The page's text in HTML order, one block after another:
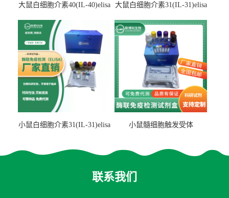
大鼠白细胞介素40(IL-40)elisa
大鼠白细胞介素31(IL-31)elisa
小鼠白细胞介素31(IL-31)elisa
小鼠髓细胞触发受体
联系我们